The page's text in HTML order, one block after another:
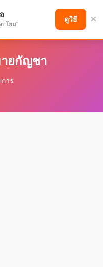
หน้า
ยกัญชา
าร
อโฮม"
ดูวิธี ×